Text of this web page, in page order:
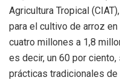
Agricultura Tropical
para el cultivo de arroz
cuatro millones a 1,8
es decir, un 60 por
prácticas tradicionales de